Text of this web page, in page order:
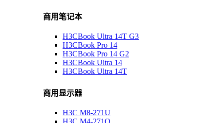
商用笔记本
H3CBook Ultra 14T G3
H3CBook Pro 14
H3CBook Pro 14 G2
H3CBook Ultra 14
H3CBook Ultra 14T
商用显示器
H3C M8-271U
H3C M4-271Q